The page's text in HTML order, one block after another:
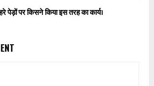
पेड़ों पर किसने किया इस तरह का कार्य।